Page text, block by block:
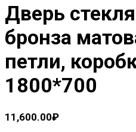
Дверь
бронза
петли,
1800*700
11,600.00₽